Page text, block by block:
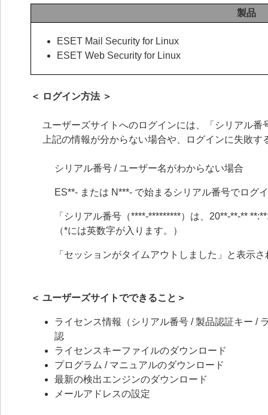
製品
ESET Mail Security for Linux
ESET Web Security for Linux
＜ ログイン方法 ＞
ユーザーズサイトへのログインには、「シリアル
上記の情報が分からない場合や、ログインに失敗
シリアル番号 / ユーザー名がわからない場合
ES**- または N***- で始まるシリアル番号でログ
「シリアル番号（****-*********）は、20**-**-**
（*には英数字が入ります。）
「セッションがタイムアウトしました」と表示
＜ ユーザーズサイトでできること＞
ライセンス情報（シリアル番号 / 製品認証キー /
認
ライセンスキーファイルのダウンロード
プログラム / マニュアルのダウンロード
最新の検出エンジンのダウンロード
メールアドレスの設定